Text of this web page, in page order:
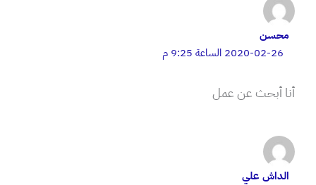
محسن
2020-02-26 الساعة 9:25 م
أنا أبحث عن عمل
الداش علي